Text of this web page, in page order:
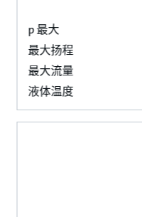
p 最大
最大扬程
最大流量
液体温度